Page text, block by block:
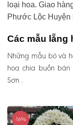
loại hoa. Giao
Phước Lộc
Các mẫu lẵng
Những mẫu bó và
hoa chia buồn bán
Sơn .
-16%